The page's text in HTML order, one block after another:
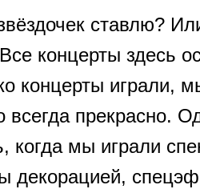
ставлю?
концерты здесь
концерты играли,
всегда прекрасно.
когда мы играли
декорацией,